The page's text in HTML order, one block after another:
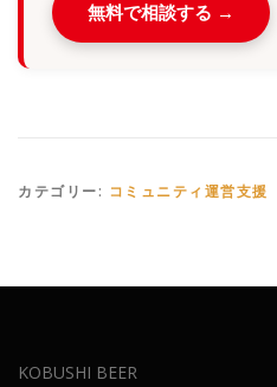
無料で相談する →
カテゴリー: コミュニティ運営支援
KOBUSHI BEER